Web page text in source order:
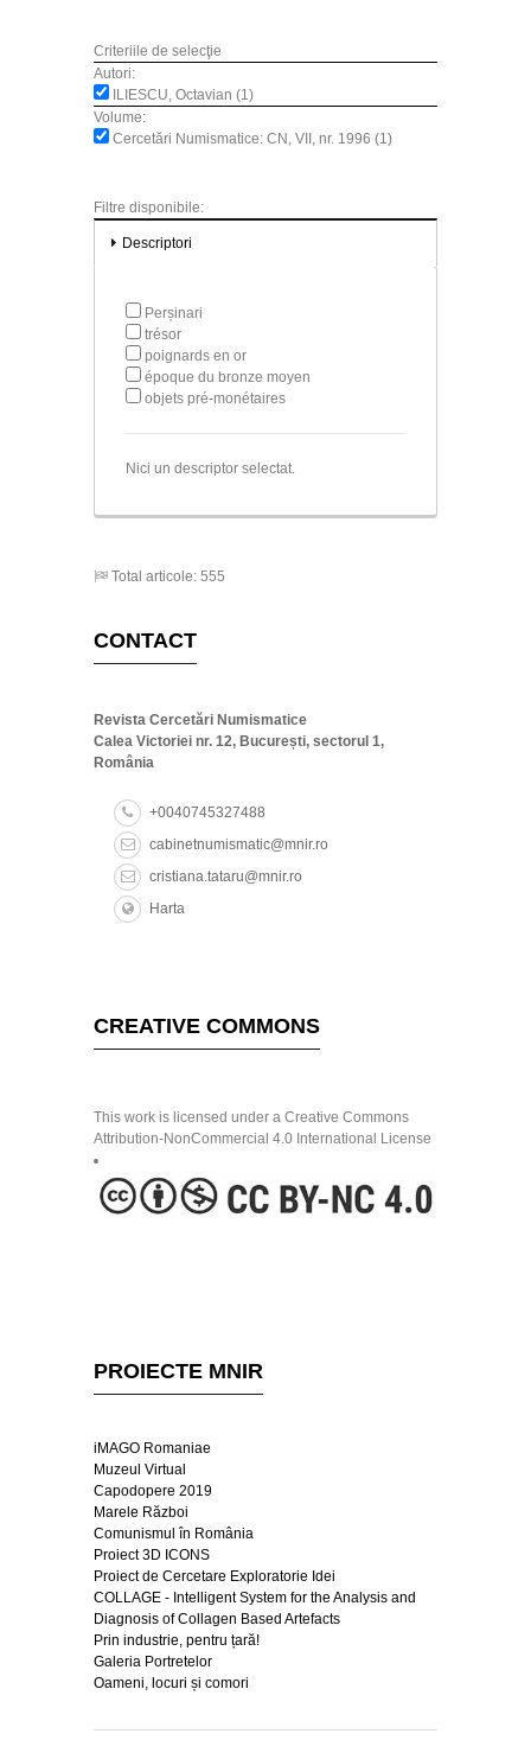
Criteriile de selecţie
Autori:
ILIESCU, Octavian (1)
Volume:
Cercetări Numismatice: CN, VII, nr. 1996 (1)
Filtre disponibile:
Descriptori
Perșinari
trésor
poignards en or
époque du bronze moyen
objets pré-monétaires
Nici un descriptor selectat.
Total articole: 555
CONTACT
Revista Cercetări Numismatice
Calea Victoriei nr. 12, București, sectorul 1,
România
+0040745327488
cabinetnumismatic@mnir.ro
cristiana.tataru@mnir.ro
Harta
CREATIVE COMMONS
This work is licensed under a Creative Commons
Attribution-NonCommercial 4.0 International License
PROIECTE MNIR
iMAGO Romaniae
Muzeul Virtual
Capodopere 2019
Marele Război
Comunismul în România
Proiect 3D ICONS
Proiect de Cercetare Exploratorie Idei
COLLAGE - Intelligent System for the Analysis and
Diagnosis of Collagen Based Artefacts
Prin industrie, pentru țară!
Galeria Portretelor
Oameni, locuri și comori